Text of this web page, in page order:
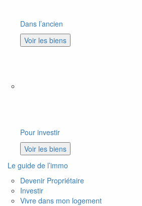
Dans l’ancien
Voir les biens
Pour investir
Voir les biens
Le guide de l’immo
Devenir Propriétaire
Investir
Vivre dans mon logement